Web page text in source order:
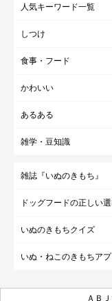
人気キーワード一覧
しつけ
食事・フード
かわいい
あるある
雑学・豆知識
雑誌『いぬのきもち』
ドッグフードの正しい
いぬのきもちクイズ
いぬ・ねこのきもちアプ
ＡＢ